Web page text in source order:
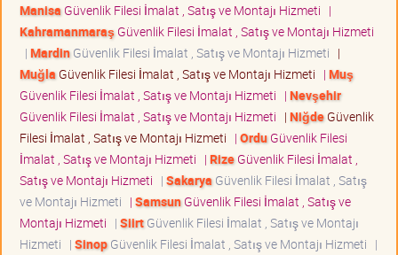
Manisa Güvenlik Filesi İmalat , Satış ve Montajı Hizmeti |
Kahramanmaraş Güvenlik Filesi İmalat , Satış ve Montajı Hizmeti
| MardinGüvenlik Filesi İmalat , Satış ve Montajı Hizmeti |
Muğla Güvenlik Filesi İmalat , Satış ve Montajı Hizmeti | Muş
Güvenlik Filesi İmalat , Satış ve Montajı Hizmeti | Nevşehir
Güvenlik Filesi İmalat , Satış ve Montajı Hizmeti | NiğdeGüvenlik
Filesi İmalat , Satış ve Montajı Hizmeti | OrduGüvenlik Filesi
İmalat , Satış ve Montajı Hizmeti | RizeGüvenlik Filesi İmalat ,
Satış ve Montajı Hizmeti | Sakarya Güvenlik Filesi İmalat , Satış
ve Montajı Hizmeti | SamsunGüvenlik Filesi İmalat , Satış ve
Montajı Hizmeti | SiirtGüvenlik Filesi İmalat , Satış ve Montajı
Hizmeti | SinopGüvenlik Filesi İmalat , Satış ve Montajı Hizmeti |